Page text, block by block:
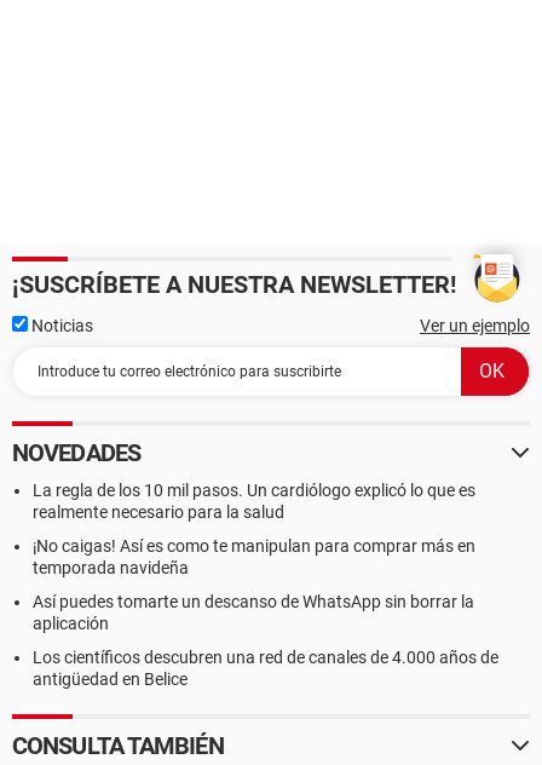
¡SUSCRÍBETE A NUESTRA NEWSLETTER!
Noticias Ver un ejemplo
NOVEDADES
La regla de los 10 mil pasos. Un cardiólogo explicó lo que es
realmente necesario para la salud
¡No caigas! Así es como te manipulan para comprar más en
temporada navideña
Así puedes tomarte un descanso de WhatsApp sin borrar la
aplicación
Los científicos descubren una red de canales de 4.000 años de
antigüedad en Belice
CONSULTA TAMBIÉN